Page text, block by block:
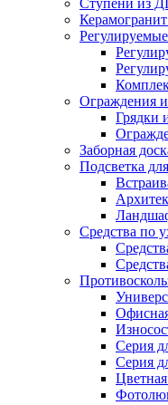
Ступени из
Ограждения
Грядки
Заборная
Подсветка
Средства по
Серия
Серия